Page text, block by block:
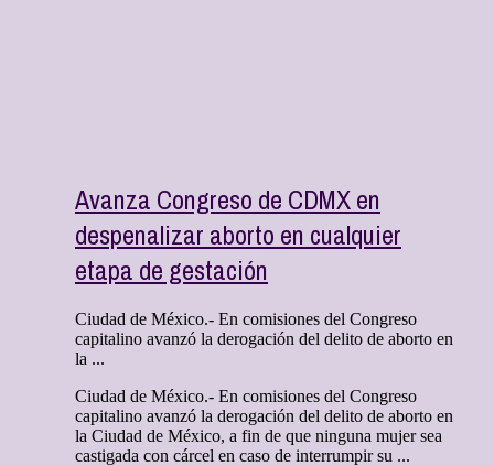
Avanza Congreso de CDMX en
despenalizar aborto en cualquier
etapa de gestación
Ciudad de México.- En comisiones del Congreso
capitalino avanzó la derogación del delito de aborto en
la ...
Ciudad de México.- En comisiones del Congreso
capitalino avanzó la derogación del delito de aborto en
la Ciudad de México, a fin de que ninguna mujer sea
castigada con cárcel en caso de interrumpir su ...